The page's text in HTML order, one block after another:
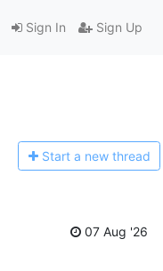
Sign In Sign Up
Start a new thread
07 Aug '26